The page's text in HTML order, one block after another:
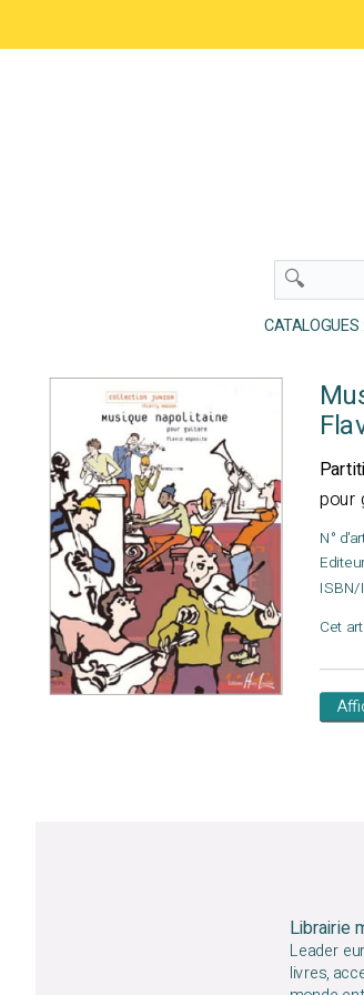
CATALOGUES :
pour
N°
ISBN/
Cet
Librairie
Leader
livres,